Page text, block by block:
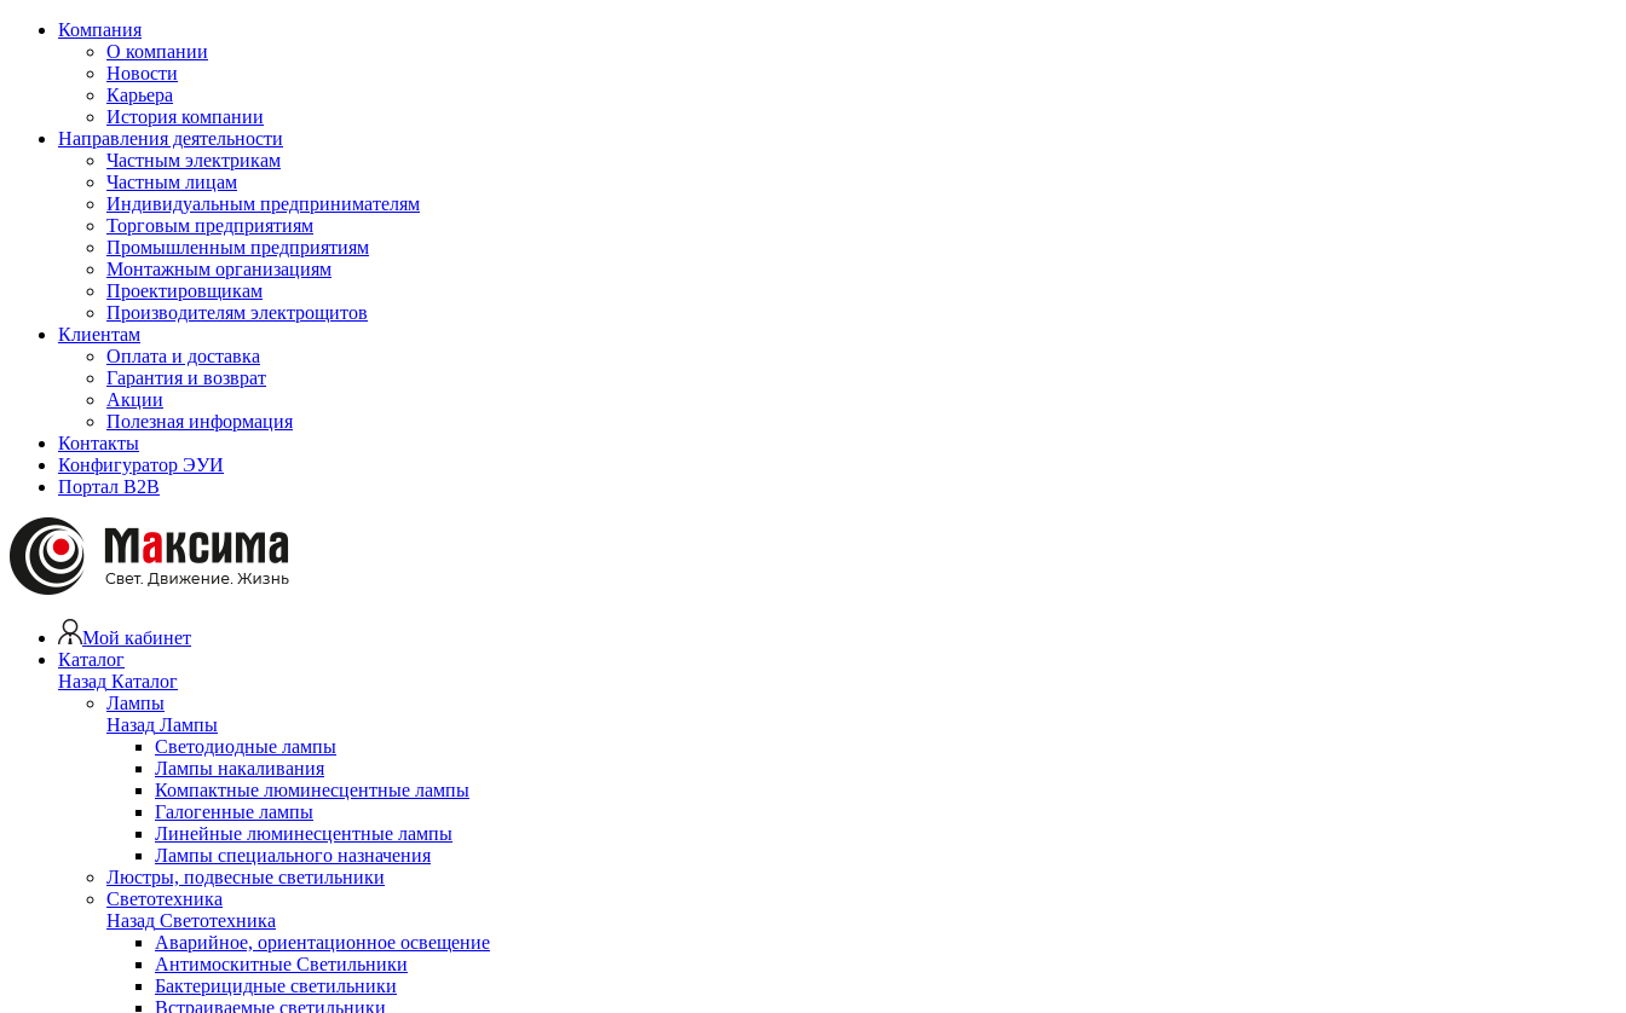
Компания
О компании
Новости
Карьера
История компании
Направления деятельности
Частным электрикам
Частным лицам
Индивидуальным предпринимателям
Торговым предприятиям
Промышленным предприятиям
Монтажным организациям
Проектировщикам
Производителям электрощитов
Клиентам
Оплата и доставка
Гарантия и возврат
Акции
Полезная информация
Контакты
Конфигуратор ЭУИ
Портал B2B
Мой кабинет
Каталог
Назад Каталог
Лампы
Назад Лампы
Светодиодные лампы
Лампы накаливания
Компактные люминесцентные лампы
Галогенные лампы
Линейные люминесцентные лампы
Лампы специального назначения
Люстры, подвесные светильники
Светотехника
Назад Светотехника
Аварийное, ориентационное освещение
Антимоскитные Светильники
Бактерицидные светильники
Встраиваемые светильники